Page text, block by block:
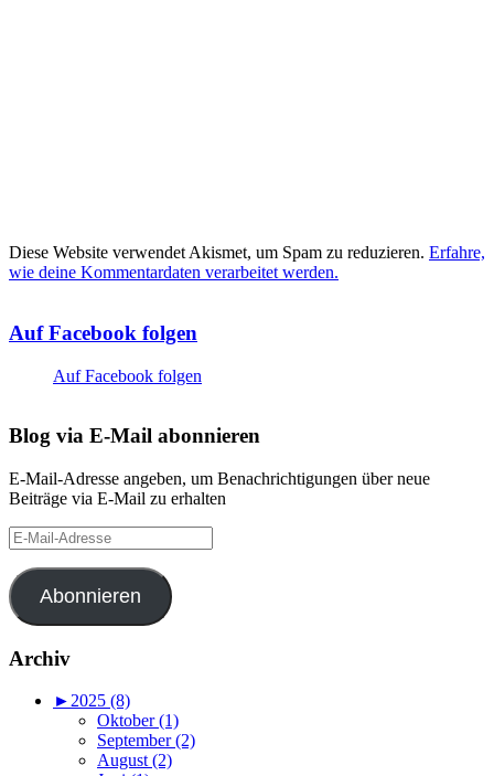
Diese Website verwendet Akismet, um Spam zu reduzieren. Erfahre,
wie deine Kommentardaten verarbeitet werden.
Auf Facebook folgen
Auf Facebook folgen
Blog via E-Mail abonnieren
E-Mail-Adresse angeben, um Benachrichtigungen über neue
Beiträge via E-Mail zu erhalten
E-
Mail-
Adresse
Abonnieren
Archiv
►2025 (8)
Oktober (1)
September (2)
August (2)